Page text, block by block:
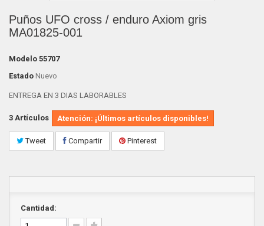
Puños UFO cross / enduro Axiom gris
MA01825-001
Modelo 55707
Estado Nuevo
ENTREGA EN 3 DIAS LABORABLES
3 Artículos Atención: ¡Últimos artículos disponibles!
Tweet Compartir Pinterest
Cantidad: